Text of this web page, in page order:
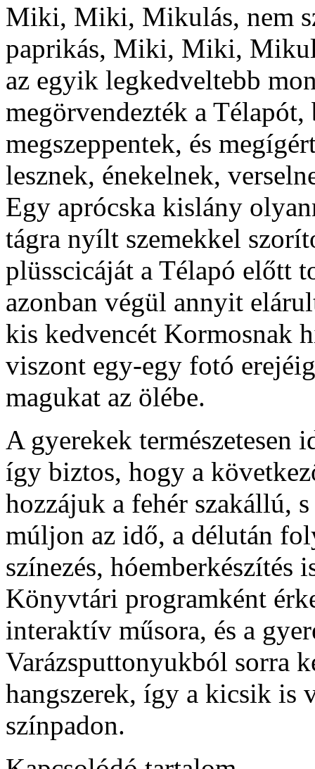
Miki, Miki, Mikulás, nem
paprikás, Miki, Miki,
az egyik legkedveltebb
megörvendezték a
megszeppentek, és
lesznek, énekelnek,
Egy aprócska kislány
tágra nyílt szemekkel
plüsscicáját a Télapó előtt
azonban végül annyit
kis kedvencét Kormosnak
viszont egy-egy fotó
magukat az ölébe.
A gyerekek természetesen
így biztos, hogy a
hozzájuk a fehér szakállú,
múljon az idő, a délután
színezés, hóemberkészítés
Könyvtári programként
interaktív műsora, és a
Varázsputtonyukból sorra
hangszerek, így a kicsik is
színpadon.